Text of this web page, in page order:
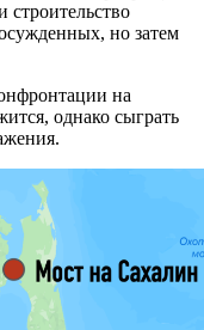
строительство
но затем
на
однако сыграть